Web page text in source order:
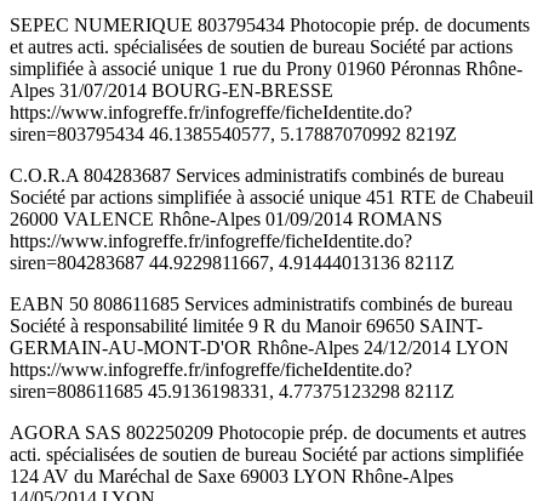
SEPEC NUMERIQUE 803795434 Photocopie prép. de documents
et autres acti. spécialisées de soutien de bureau Société par actions
simplifiée à associé unique 1 rue du Prony 01960 Péronnas Rhône-
Alpes 31/07/2014 BOURG-EN-BRESSE
https://www.infogreffe.fr/infogreffe/ficheIdentite.do?
siren=803795434 46.1385540577, 5.17887070992 8219Z
C.O.R.A 804283687 Services administratifs combinés de bureau
Société par actions simplifiée à associé unique 451 RTE de Chabeuil
26000 VALENCE Rhône-Alpes 01/09/2014 ROMANS
https://www.infogreffe.fr/infogreffe/ficheIdentite.do?
siren=804283687 44.9229811667, 4.91444013136 8211Z
EABN 50 808611685 Services administratifs combinés de bureau
Société à responsabilité limitée 9 R du Manoir 69650 SAINT-
GERMAIN-AU-MONT-D'OR Rhône-Alpes 24/12/2014 LYON
https://www.infogreffe.fr/infogreffe/ficheIdentite.do?
siren=808611685 45.9136198331, 4.77375123298 8211Z
AGORA SAS 802250209 Photocopie prép. de documents et autres
acti. spécialisées de soutien de bureau Société par actions simplifiée
124 AV du Maréchal de Saxe 69003 LYON Rhône-Alpes